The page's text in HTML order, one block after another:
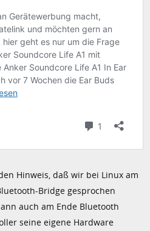
Hinweis, daß wir bei Linux am
Bridge gesprochen
auch am Ende Bluetooth
seine eigene Hardware